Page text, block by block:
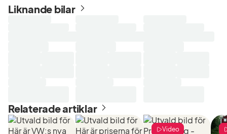
Liknande bilar
Relaterade artiklar
Video